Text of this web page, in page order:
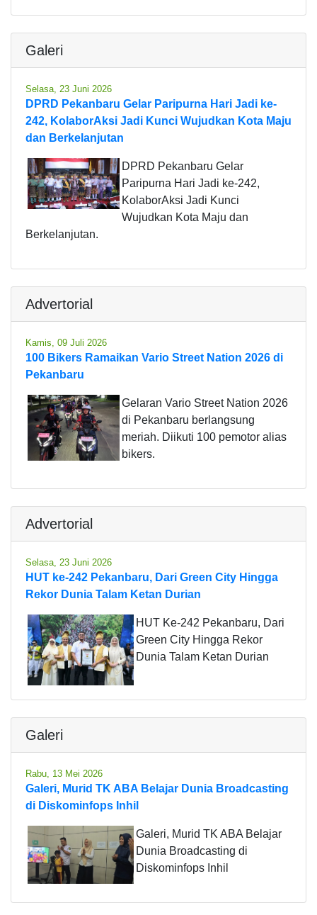
Galeri
Selasa, 23 Juni 2026
DPRD Pekanbaru Gelar Paripurna Hari Jadi ke-
242, KolaborAksi Jadi Kunci Wujudkan Kota Maju
dan Berkelanjutan
DPRD Pekanbaru Gelar
Paripurna Hari Jadi ke-242,
KolaborAksi Jadi Kunci
Wujudkan Kota Maju dan
Berkelanjutan.
Advertorial
Kamis, 09 Juli 2026
100 Bikers Ramaikan Vario Street Nation 2026 di
Pekanbaru
Gelaran Vario Street Nation 2026
di Pekanbaru berlangsung
meriah. Diikuti 100 pemotor alias
bikers.
Advertorial
Selasa, 23 Juni 2026
HUT ke-242 Pekanbaru, Dari Green City Hingga
Rekor Dunia Talam Ketan Durian
HUT Ke-242 Pekanbaru, Dari
Green City Hingga Rekor
Dunia Talam Ketan Durian
Galeri
Rabu, 13 Mei 2026
Galeri, Murid TK ABA Belajar Dunia Broadcasting
di Diskominfops Inhil
Galeri, Murid TK ABA Belajar
Dunia Broadcasting di
Diskominfops Inhil